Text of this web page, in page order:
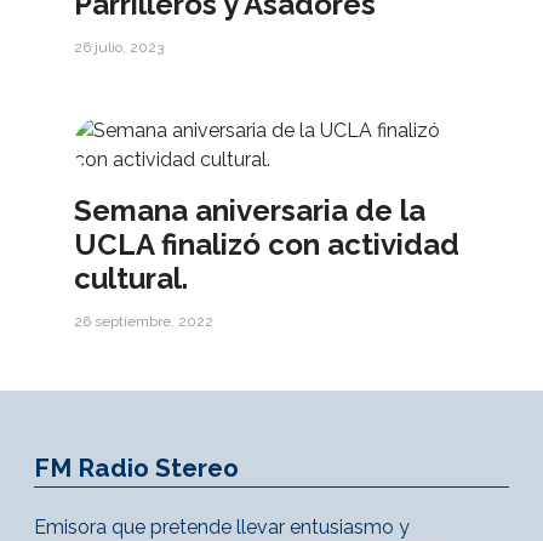
26 julio, 2023
Semana aniversaria de la
UCLA finalizó con actividad
cultural.
26 septiembre, 2022
FM Radio Stereo
Emisora que pretende llevar entusiasmo y